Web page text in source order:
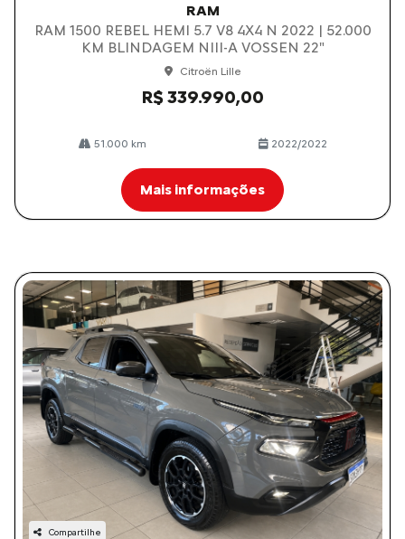
RAM
RAM 1500 REBEL HEMI 5.7 V8 4X4 N 2022 | 52.000
KM BLINDAGEM NIII-A VOSSEN 22"
Citroën Lille
R$ 339.990,00
51.000 km 2022/2022
Mais informações
Compartilhe